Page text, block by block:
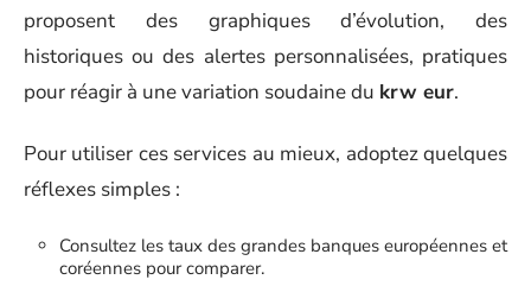
proposent des graphiques d’évolution, des
historiques ou des alertes personnalisées, pratiques
pour réagir à une variation soudaine du krw eur.
Pour utiliser ces services au mieux, adoptez quelques
réflexes simples :
Consultez les taux des grandes banques européennes et
coréennes pour comparer.